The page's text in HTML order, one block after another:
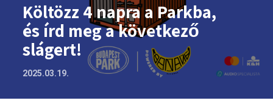
Költözz 4 napra a Parkba,
és írd meg a következő
slágert!
2025.03.19.